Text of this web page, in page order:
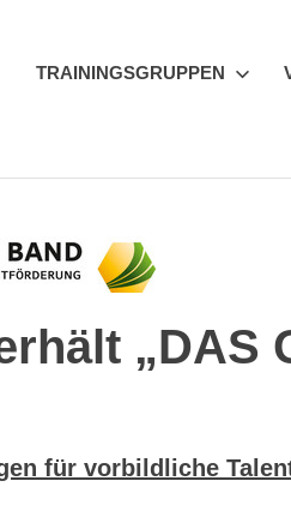
TRAININGSGRUPPEN
„DAS
für vorbildliche